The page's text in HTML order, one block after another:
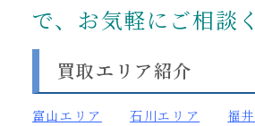
で、お気軽にご相談
買取エリア紹介
富山エリア 石川エリア 福